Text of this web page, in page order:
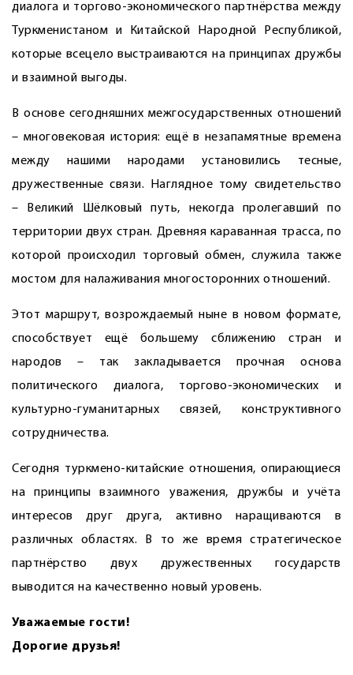
диалога и торгово-экономического партнёрства между
Туркменистаном и Китайской Народной Республикой,
которые всецело выстраиваются на принципах дружбы
и взаимной выгоды.
В основе сегодняшних межгосударственных отношений
– многовековая история: ещё в незапамятные времена
между нашими народами установились тесные,
дружественные связи. Наглядное тому свидетельство
– Великий Шёлковый путь, некогда пролегавший по
территории двух стран. Древняя караванная трасса, по
которой происходил торговый обмен, служила также
мостом для налаживания многосторонних отношений.
Этот маршрут, возрождаемый ныне в новом формате,
способствует ещё большему сближению стран и
народов – так закладывается прочная основа
политического диалога, торгово-экономических и
культурно-гуманитарных связей, конструктивного
сотрудничества.
Сегодня туркмено-китайские отношения, опирающиеся
на принципы взаимного уважения, дружбы и учёта
интересов друг друга, активно наращиваются в
различных областях. В то же время стратегическое
партнёрство двух дружественных государств
выводится на качественно новый уровень.
Уважаемые гости!
Дорогие друзья!